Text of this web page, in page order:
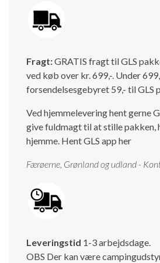
Fragt:GRATIS fragt til GLS
ved køb over kr. 699,-. Under
forsendelsesgebyret 59,- til GLS
Ved hjemmelevering hent gerne
give fuldmagt til at stille pakken,
hjemme. Hent GLS app her
Færøerne, Grønland og udland -
Leveringstid 1-3 arbejdsdage.
OBS Der kan være